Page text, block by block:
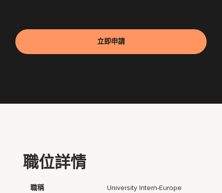
立即申請
職位詳情
職稱 University Intern-Europe